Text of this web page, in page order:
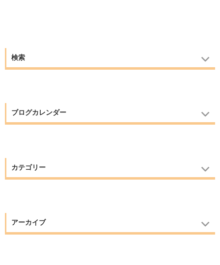
検索
ブログカレンダー
カテゴリー
アーカイブ